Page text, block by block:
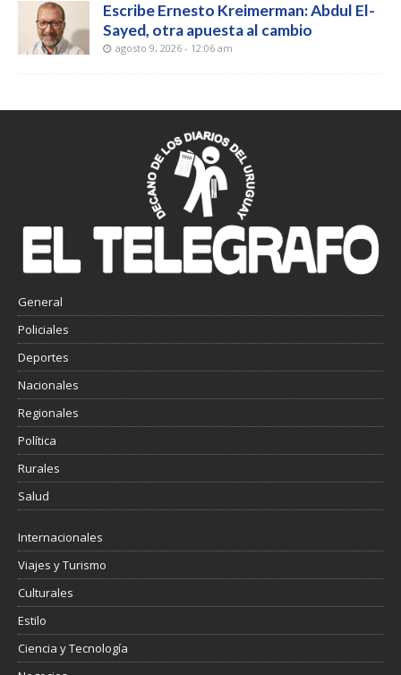
Escribe Ernesto Kreimerman: Abdul El-
Sayed, otra apuesta al cambio
agosto 9, 2026 - 12:06 am
General
Policiales
Deportes
Nacionales
Regionales
Política
Rurales
Salud
Internacionales
Viajes y Turismo
Culturales
Estilo
Ciencia y Tecnología